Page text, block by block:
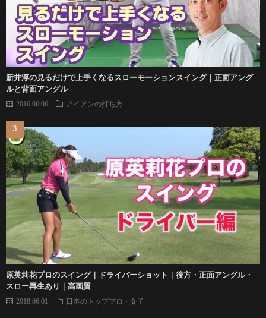
新井淳の見るだけで上手くなるスローモーションスイング｜正面アング
ルと背面アングル
2016.06.06 アイアンの打ち方
原英莉花プロのスイング｜ドライバーショット｜後方・正面アングル・
スロー再生あり｜高画質
2018.06.01 日本のトッププロ・女子